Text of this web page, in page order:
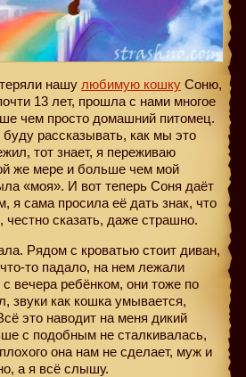
нашу любимую кошку Соню,
13 лет, прошла с нами многое
чем просто домашний питомец.
рассказывать, как мы это
тот знает, я переживаю
же мере и больше чем мой
«моя». И вот теперь Соня даёт
я сама просила её дать знак, что
честно сказать, даже страшно.
Рядом с кроватью стоит диван,
то падало, на нем лежали
вечера ребёнком, они тоже по
звуки как кошка умывается,
это наводит на меня дикий
с подобным не сталкивалась,
она нам не сделает, муж и
а я всё слышу.